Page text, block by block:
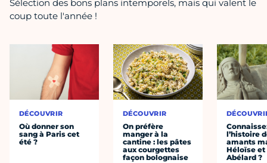
Sélection des bons plans intemporels, mais qui valent le
coup toute l'année !
DÉCOUVRIR
Où donner son
sang à Paris cet
été ?
DÉCOUVRIR
On préfère
manger à la
cantine : les pâtes
aux courgettes
façon bolognaise
l’histoire
amants
Héloïse et
Abélard ?